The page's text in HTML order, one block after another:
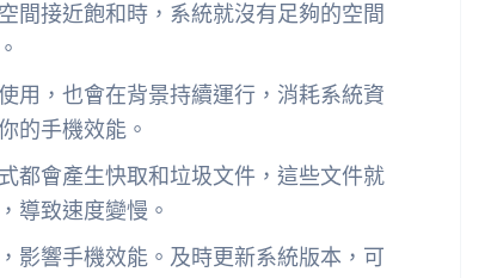
間接近飽和時，系統就沒有足夠的空間
用，也會在背景持續運行，消耗系統資
的手機效能。
都會產生快取和垃圾文件，這些文件就
導致速度變慢。
影響手機效能。及時更新系統版本，可